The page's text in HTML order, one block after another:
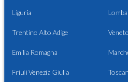
Liguria
Trentino Alto Adige Veneto
Emilia Romagna
Friuli Venezia Giulia